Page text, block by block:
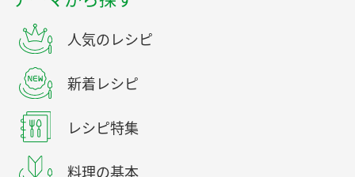
人気のレシピ
新着レシピ
レシピ特集
料理の基本